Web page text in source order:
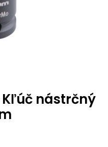
Kľúč nástrčný